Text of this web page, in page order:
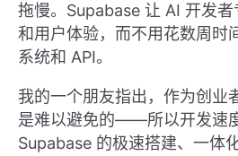
拖慢。Supabase 让 AI 开发
和用户体验，而不用花数周时
系统和 API。
我的一个朋友指出，作为创业
是难以避免的——所以开发速
Supabase 的极速搭建、一体